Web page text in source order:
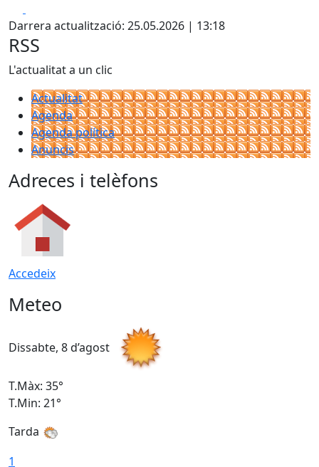
+
−
Darrera actualització: 25.05.2026 | 13:18
RSS
L'actualitat a un clic
Actualitat
Agenda
Agenda política
Anuncis
Adreces i telèfons
Accedeix
Meteo
Dissabte, 8 d’agost
T.Màx: 35°
T.Min: 21°
Tarda
1